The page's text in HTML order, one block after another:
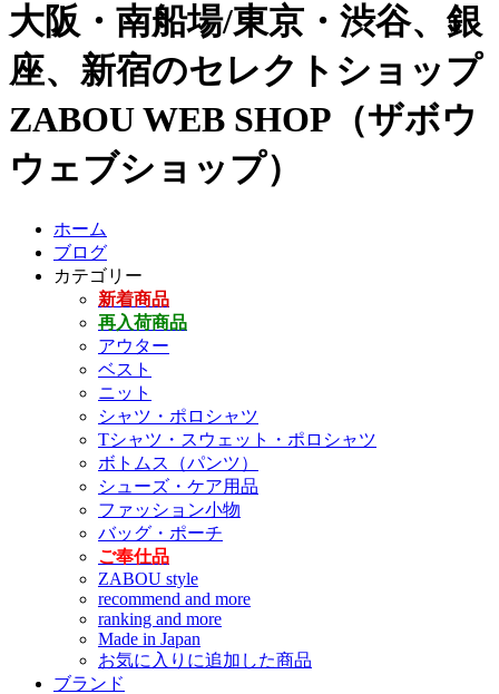
大阪・南船場/東京・渋谷、銀
座、新宿のセレクトショップ
ZABOU WEB SHOP（ザボウ
ウェブショップ）
ホーム
ブログ
カテゴリー
新着商品
再入荷商品
アウター
ベスト
ニット
シャツ・ポロシャツ
Tシャツ・スウェット・ポロシャツ
ボトムス（パンツ）
シューズ・ケア用品
ファッション小物
バッグ・ポーチ
ご奉仕品
ZABOU style
recommend and more
ranking and more
Made in Japan
お気に入りに追加した商品
ブランド